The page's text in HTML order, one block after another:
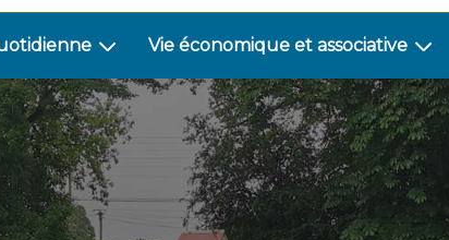
Vie économique et associative